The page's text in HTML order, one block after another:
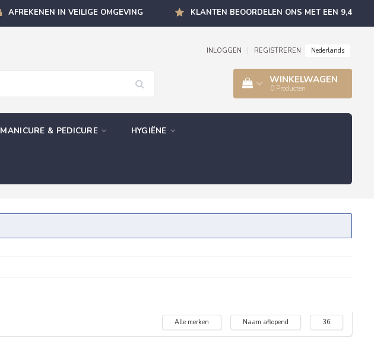
AFREKENEN IN VEILIGE OMGEVING KLANTEN BEOORDELEN ONS MET EEN 9,4
INLOGGEN REGISTREREN Nederlands
WINKELWAGEN
0 Producten
MANICURE & PEDICURE HYGIËNE
Alle merken Naam aflopend 36